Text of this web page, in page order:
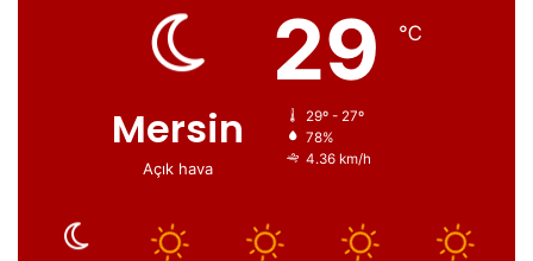
Mersin
Açık hava
29 ℃
29º - 27º
78%
4.36 km/h